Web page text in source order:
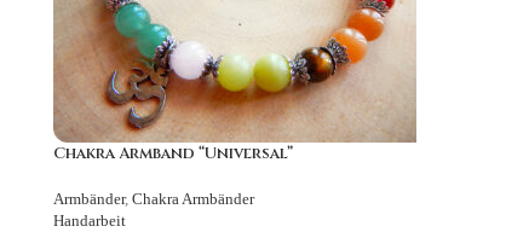
Chakra Armband “Universal”
Armbänder, Chakra Armbänder
Handarbeit